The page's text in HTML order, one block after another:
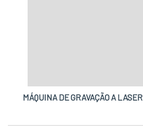
MÁQUINA DE GRAVAÇÃO A LASER